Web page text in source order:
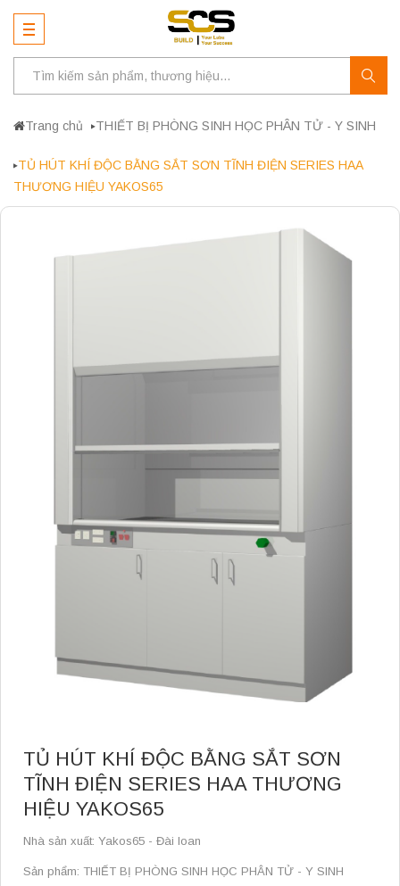
Trang chủ THIẾT BỊ PHÒNG SINH HỌC PHÂN TỬ - Y SINH
TỦ HÚT KHÍ ĐỘC BẰNG SẮT SƠN TĨNH ĐIỆN SERIES HAA
THƯƠNG HIỆU YAKOS65
TỦ HÚT KHÍ ĐỘC BẰNG SẮT SƠN
TĨNH ĐIỆN SERIES HAA THƯƠNG
HIỆU YAKOS65
Nhà sản xuất: Yakos65 - Đài loan
Sản phẩm: THIẾT BỊ PHÒNG SINH HỌC PHÂN TỬ - Y SINH